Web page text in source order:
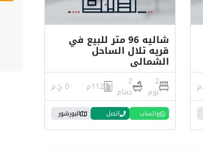
شاليه 96 متر للبيع في
قريه تلال الساحل
الشمالي
2
نوم
2
حمام
112م 0 ج.م
واتساب اتصل البورشور